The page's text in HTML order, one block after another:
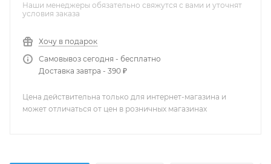
Наши менеджеры обязательно свяжутся с вами и уточнят
условия заказа
Хочу в подарок
Самовывоз сегодня - бесплатно
Доставка завтра - 390 ₽
Цена действительна только для интернет-магазина и
может отличаться от цен в розничных магазинах